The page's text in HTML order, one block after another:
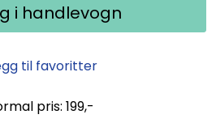
i handlevogn
til favoritter
pris: 199,-